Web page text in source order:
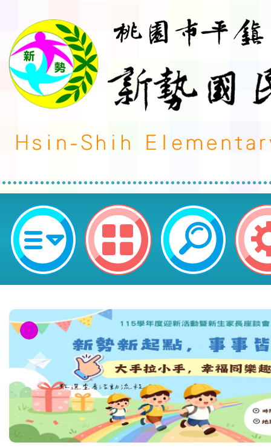
轉知國立屏東大學職涯發展暨教育
中心辦理「115年度高級中等以下
修專長增能學分班」相關資訊，請
貴校教師踴躍報名，請查照。-桃
教育部校安中心白海豚